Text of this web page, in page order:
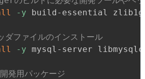
-y build-essential
ファイルのインストール
-y mysql-server
発用パッケージ